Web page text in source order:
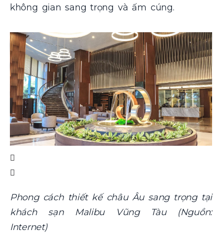
không gian sang trọng và ấm cúng.
Phong cách thiết kế châu Âu sang trọng tại
khách sạn Malibu Vũng Tàu (Nguồn:
Internet)